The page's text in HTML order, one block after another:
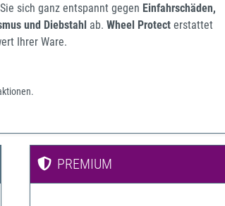
sich ganz entspannt gegen Einfahrschäden,
und Diebstahl ab. Wheel Protect erstattet
Ihrer Ware.
PREMIUM